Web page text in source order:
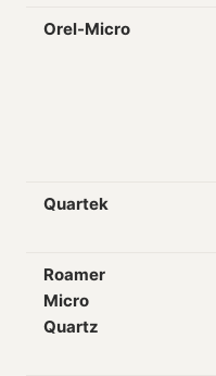
Orel-Micro
Quartek
Roamer
Micro
Quartz